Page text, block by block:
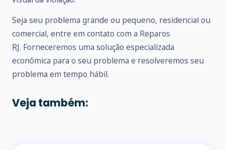
Seja seu problema grande ou pequeno, residencial ou
comercial, entre em contato com a Reparos
RJ. Forneceremos uma solução especializada
econômica para o seu problema e resolveremos seu
problema em tempo hábil.
Veja também: